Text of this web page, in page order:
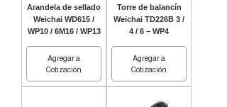
Arandela de sellado
Weichai WD615 /
WP10 / 6M16 / WP13
Agregar a
Cotización
Torre de balancín
Weichai TD226B 3 /
4 / 6 – WP4
Agregar a
Cotización